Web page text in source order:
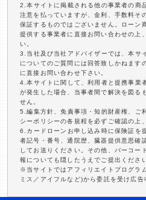
2.本サイトに掲載される他の事業者の商
注意を払っていますが、金利、手数料そ
保証するものではございません。ローン
提供する事業者に直接お問い合わせの上
い。
3.当社及び当社アドバイザーでは、本サ
についてのご質問には回答致しかねます
に直接お問い合わせ下さい。
4.本サイトに関して、利用者と提携事業
が発生した場合、当事者間で解決を図る
せん。
5.編集方針、免責事項・知的財産権、ご
シーポリシーの各規程を必ずご確認の上
6.カードローンお申し込み時に保険証を
者記号・番号、通院歴、臓器提供意思確
してお送りください。その他、バーコー
報についても隠したうえでご提出くださ
※当サイトではアフィリエイトプログラ
ミス／アイフルなど)から委託を受け広告